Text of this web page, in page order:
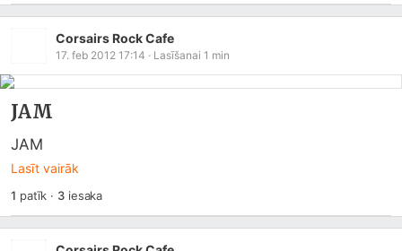
Corsairs Rock Cafe
17. feb 2012 17:14 · Lasīšanai 1 min
JAM
JAM
Lasīt vairāk
1 patīk · 3iesaka